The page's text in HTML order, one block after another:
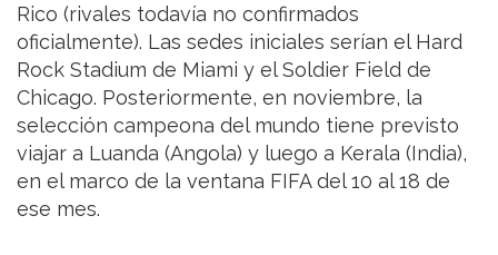
Rico (rivales todavía no confirmados
oficialmente). Las sedes iniciales serían el Hard
Rock Stadium de Miami y el Soldier Field de
Chicago. Posteriormente, en noviembre, la
selección campeona del mundo tiene previsto
viajar a Luanda (Angola) y luego a Kerala (India),
en el marco de la ventana FIFA del 10 al 18 de
ese mes.